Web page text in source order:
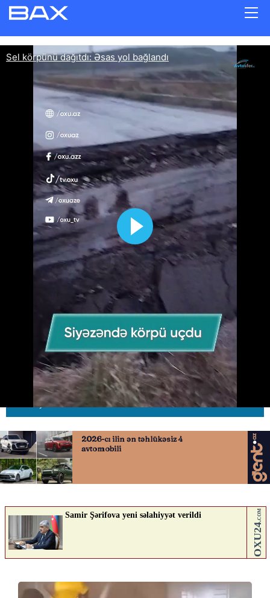
Sel körpünü dağıtdı: Əsas yol
bağlandı
30.05.2026
AVTOSFERTV ABUNƏ OL
Nə düşünürsən?